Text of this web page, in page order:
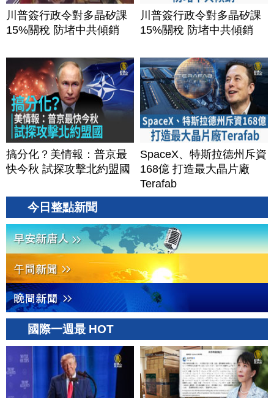
川普簽行政令對多晶矽課
15%關稅 防堵中共傾銷
川普簽行政令對多晶矽課
15%關稅 防堵中共傾銷
搞分化？美情報：普京最
快今秋 試探攻擊北約盟國
SpaceX、特斯拉德州斥資
168億 打造最大晶片廠
Terafab
今日整點新聞
國際一週最 HOT